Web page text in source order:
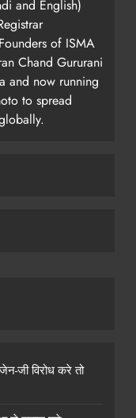
and English)
of ISMA
Chand Gururani
and now running
to spread
जी विरोध करे तो